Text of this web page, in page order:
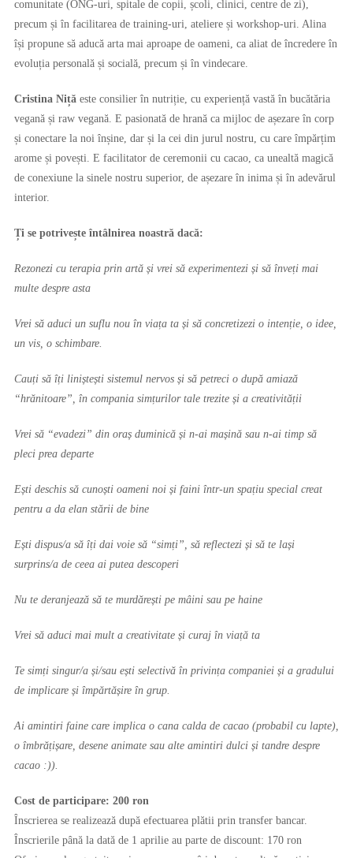
comunitate (ONG-uri, spitale de copii, școli, clinici, centre de zi),
precum și în facilitarea de training-uri, ateliere și workshop-uri. Alina
își propune să aducă arta mai aproape de oameni, ca aliat de încredere în
evoluția personală și socială, precum și în vindecare.
Cristina Niță este consilier în nutriție, cu experiență vastă în bucătăria
vegană și raw vegană. E pasionată de hrană ca mijloc de așezare în corp
și conectare la noi înșine, dar și la cei din jurul nostru, cu care împărțim
arome și povești. E facilitator de ceremonii cu cacao, ca unealtă magică
de conexiune la sinele nostru superior, de așezare în inima și în adevărul
interior.
Ți se potrivește întâlnirea noastră dacă:
Rezonezi cu terapia prin artă și vrei să experimentezi și să înveți mai
multe despre asta
Vrei să aduci un suflu nou în viața ta și să concretizezi o intenție, o idee,
un vis, o schimbare.
Cauți să îți liniștești sistemul nervos și să petreci o după amiază
“hrănitoare”, în compania simțurilor tale trezite și a creativității
Vrei să “evadezi” din oraș duminică și n-ai mașină sau n-ai timp să
pleci prea departe
Ești deschis să cunoști oameni noi și faini într-un spațiu special creat
pentru a da elan stării de bine
Ești dispus/a să îți dai voie să “simți”, să reflectezi și să te lași
surprins/a de ceea ai putea descoperi
Nu te deranjează să te murdărești pe mâini sau pe haine
Vrei să aduci mai mult a creativitate și curaj în viață ta
Te simți singur/a și/sau ești selectivă în privința companiei și a gradului
de implicare și împărtășire în grup.
Ai amintiri faine care implica o cana calda de cacao (probabil cu lapte),
o îmbrățișare, desene animate sau alte amintiri dulci și tandre despre
cacao :)).
Cost de participare: 200 ron
Înscrierea se realizează după efectuarea plătii prin transfer bancar.
Înscrierile până la dată de 1 aprilie au parte de discount: 170 ron